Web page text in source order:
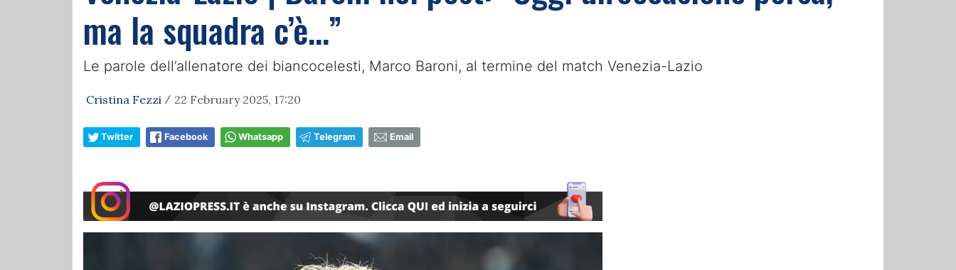
ma la squadra c’è…”
Le parole dell’allenatore dei biancocelesti, Marco Baroni, al termine del match Venezia-Lazio
Cristina Fezzi / 22 February 2025, 17:20
Twitter Facebook Whatsapp Telegram Email